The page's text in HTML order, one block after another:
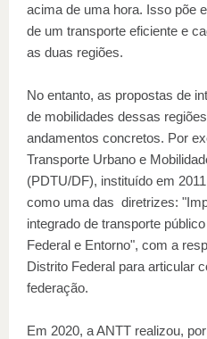
acima de uma hora. Isso põe
de um transporte eficiente e
as duas regiões.
No entanto, as propostas de
de mobilidades dessas
andamentos concretos. Por
Transporte Urbano e
(PDTU/DF), instituído em
como uma das diretrizes:
integrado de transporte
Federal e Entorno", com a
Distrito Federal para articular
federação.
Em 2020, a ANTT realizou,